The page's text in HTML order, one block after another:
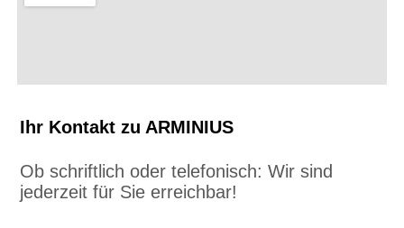
Ihr Kontakt zu ARMINIUS
Ob schriftlich oder telefonisch: Wir sind
jederzeit für Sie erreichbar!